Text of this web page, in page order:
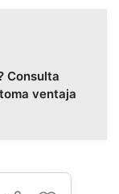
Consulta
ventaja